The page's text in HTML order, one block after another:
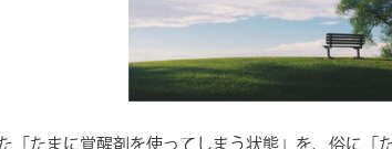
「たまに覚醒剤を使ってしまう状態」を、俗に「